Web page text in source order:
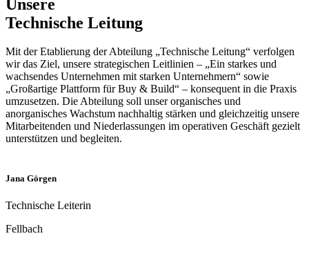
Alexander Erba
Gruppengeschäftsführer
Fellbach